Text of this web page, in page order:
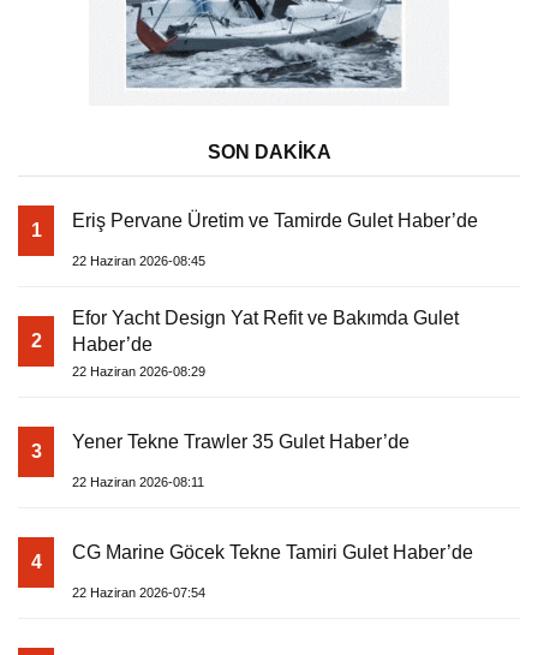
SON DAKİKA
1 Eriş Pervane Üretim ve Tamirde Gulet Haber’de
22 Haziran 2026-08:45
2
Efor Yacht Design Yat Refit ve Bakımda Gulet
Haber’de
22 Haziran 2026-08:29
3 Yener Tekne Trawler 35 Gulet Haber’de
22 Haziran 2026-08:11
4 CG Marine Göcek Tekne Tamiri Gulet Haber’de
22 Haziran 2026-07:54